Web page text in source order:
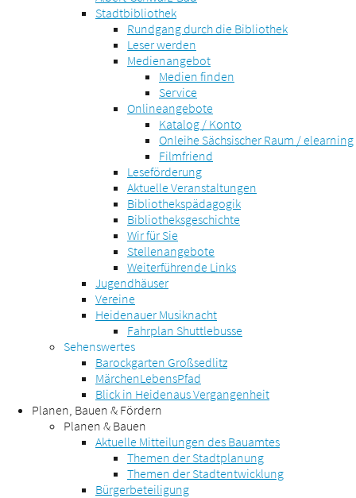
Stadtbibliothek
Rundgang durch die Bibliothek
Leser werden
Medienangebot
Medien finden
Service
Onlineangebote
Katalog / Konto
Onleihe Sächsischer Raum / elearning
Filmfriend
Leseförderung
Aktuelle Veranstaltungen
Bibliothekspädagogik
Bibliotheksgeschichte
Wir für Sie
Stellenangebote
Weiterführende Links
Jugendhäuser
Vereine
Heidenauer Musiknacht
Fahrplan Shuttlebusse
Sehenswertes
Barockgarten Großsedlitz
MärchenLebensPfad
Blick in Heidenaus Vergangenheit
Planen, Bauen & Fördern
Planen & Bauen
Aktuelle Mitteilungen des Bauamtes
Themen der Stadtplanung
Themen der Stadtentwicklung
Bürgerbeteiligung